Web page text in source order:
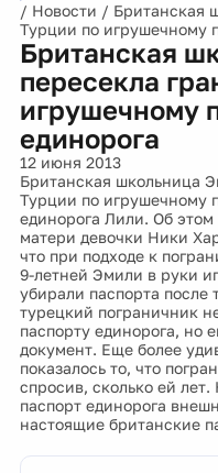
/ Новости / Британская
Турции по игрушечному
Британская
пересекла
игрушечному
единорога
12 июня 2013
Британская школьница
Турции по игрушечному
единорога Лили. Об
матери девочки Ники
что при подходе к
9-летней Эмили в руки
убирали паспорта
турецкий пограничник
паспорту единорога, но
документ. Еще более
показалось то, что
спросив, сколько ей
паспорт единорога
настоящие британские